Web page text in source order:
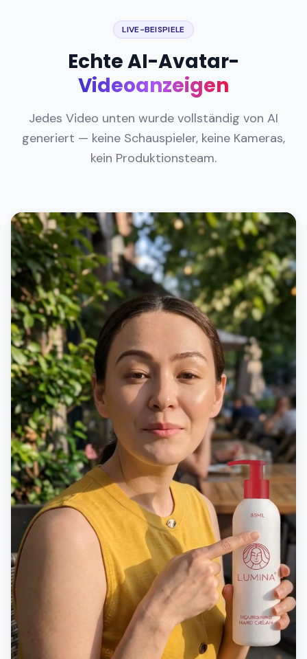
LIVE-BEISPIELE
Echte AI-Avatar-
Videoanzeigen
Jedes Video unten wurde vollständig von AI
generiert — keine Schauspieler, keine Kameras,
kein Produktionsteam.